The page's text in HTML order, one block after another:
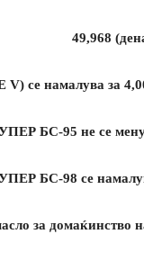
се намалува за
БС-95 не се
БС-98 се
за домаќинство